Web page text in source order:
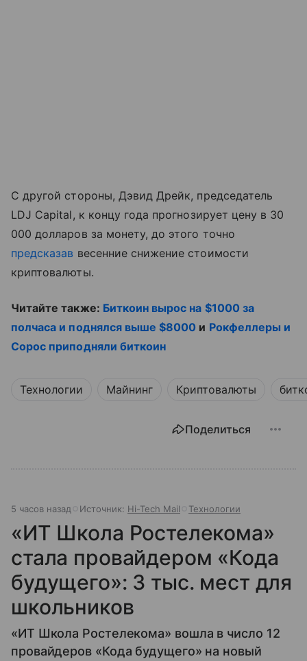
С другой стороны, Дэвид Дрейк, председатель
LDJ Capital, к концу года прогнозирует цену в 30
000 долларов за монету, до этого точно
предсказав весенние снижение стоимости
криптовалюты.
Читайте также: Биткоин вырос на $1000 за
полчаса и поднялся выше $8000 и Рокфеллеры и
Сорос приподняли биткоин
Технологии Майнинг Криптовалюты
Поделиться
5 часов назад Источник: Hi-Tech Mail Технологии
«ИТ Школа Ростелекома»
стала провайдером «Кода
будущего»: 3 тыс. мест для
школьников
«ИТ Школа Ростелекома» вошла в число 12
провайдеров «Кода будущего» на новый